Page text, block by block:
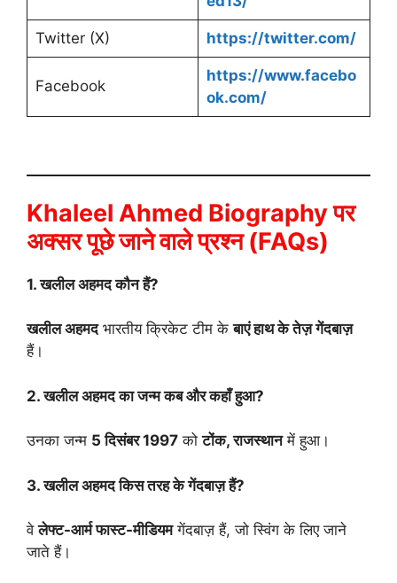
Twitter (X) https://twitter.com/
Facebook
https://www.facebo
ok.com/
Khaleel Ahmed Biography पर
अक्सर पूछे जाने वाले प्रश्न (FAQs)
1. खलील अहमद कौन हैं?
खलील अहमदभारतीय क्रिकेट टीम केबाएं हाथ के तेज़ गेंदबाज़
हैं।
2. खलील अहमद का जन्म कब और कहाँ हुआ?
उनका जन्म 5 दिसंबर 1997 कोटोंक, राजस्थानमें हुआ।
3. खलील अहमद किस तरह के गेंदबाज़ हैं?
वेलेफ्ट-आर्म फास्ट-मीडियमगेंदबाज़ हैं, जो स्विंग के लिए जाने
जाते हैं।